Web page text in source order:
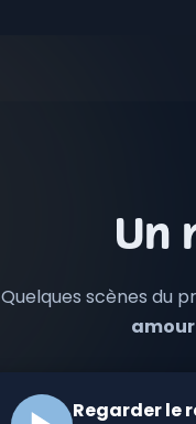
Un
Quelques scènes du
Regarder le